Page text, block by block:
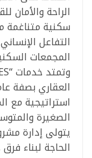
الراحة
سكنية متناغمة
التفاعل
المجمعات
العقاري بصفة
استراتيجية مع
الصغيرة
يتولى إدارة
الحاجة لبناء